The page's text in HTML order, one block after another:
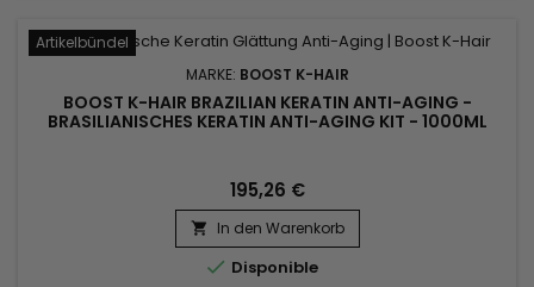
Artikelbündel
MARKE: BOOST K-HAIR
BOOST K-HAIR BRAZILIAN KERATIN ANTI-AGING -
BRASILIANISCHES KERATIN ANTI-AGING KIT - 1000ML
195,26 €
 In den Warenkorb
 Disponible